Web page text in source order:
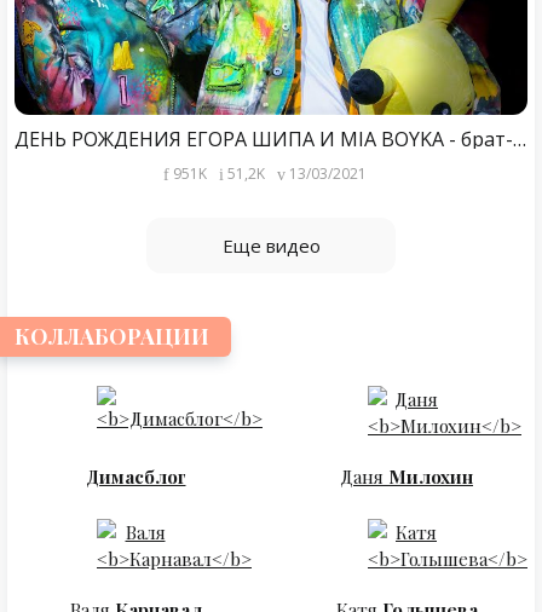
ДЕНЬ РОЖДЕНИЯ ЕГОРА ШИПА И MIA BOYKA - брат-близнец?
951K 51,2K 13/03/2021
Еще видео
КОЛЛАБОРАЦИИ
Димасблог Даня Милохин